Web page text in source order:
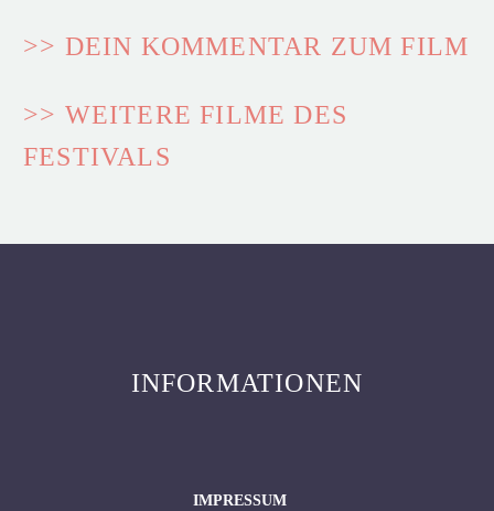
>> DEIN KOMMENTAR ZUM FILM
>> WEITERE FILME DES
FESTIVALS
INFORMATIONEN
IMPRESSUM